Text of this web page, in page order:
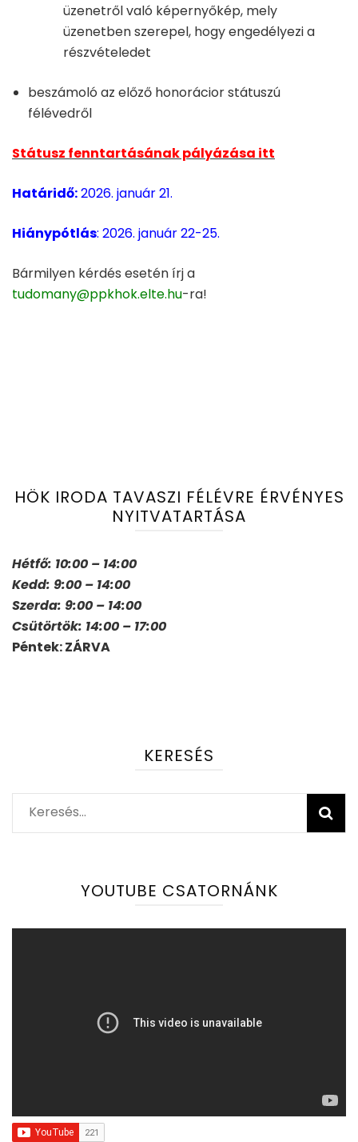
üzenetről való képernyőkép, mely
üzenetben szerepel, hogy engedélyezi a
részvételedet
beszámoló az előző honorácior státuszú
félévedről
Státusz fenntartásának pályázása itt
Határidő:2026. január 21.
Hiánypótlás: 2026. január 22-25.
Bármilyen kérdés esetén írj a
tudomany@ppkhok.elte.hu-ra!
HÖK IRODA TAVASZI FÉLÉVRE ÉRVÉNYES
NYITVATARTÁSA
Hétfő: 10:00 – 14:00
Kedd: 9:00 – 14:00
Szerda: 9:00 – 14:00
Csütörtök: 14:00 – 17:00
Péntek: ZÁRVA
KERESÉS
Keresés:
YOUTUBE CSATORNÁNK